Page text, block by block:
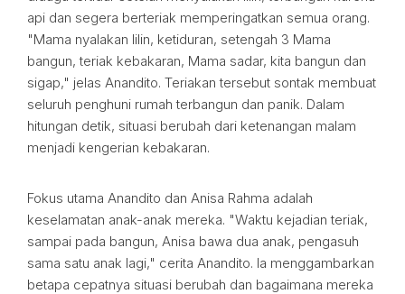
api dan segera berteriak memperingatkan semua orang.
"Mama nyalakan lilin, ketiduran, setengah 3 Mama
bangun, teriak kebakaran, Mama sadar, kita bangun dan
sigap," jelas Anandito. Teriakan tersebut sontak membuat
seluruh penghuni rumah terbangun dan panik. Dalam
hitungan detik, situasi berubah dari ketenangan malam
menjadi kengerian kebakaran.
Fokus utama Anandito dan Anisa Rahma adalah
keselamatan anak-anak mereka. "Waktu kejadian teriak,
sampai pada bangun, Anisa bawa dua anak, pengasuh
sama satu anak lagi," cerita Anandito. Ia menggambarkan
betapa cepatnya situasi berubah dan bagaimana mereka